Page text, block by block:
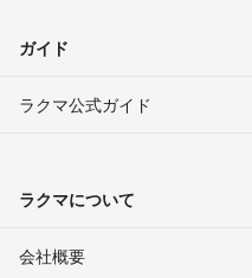
ガイド
ラクマ公式ガイド
ラクマについて
会社概要